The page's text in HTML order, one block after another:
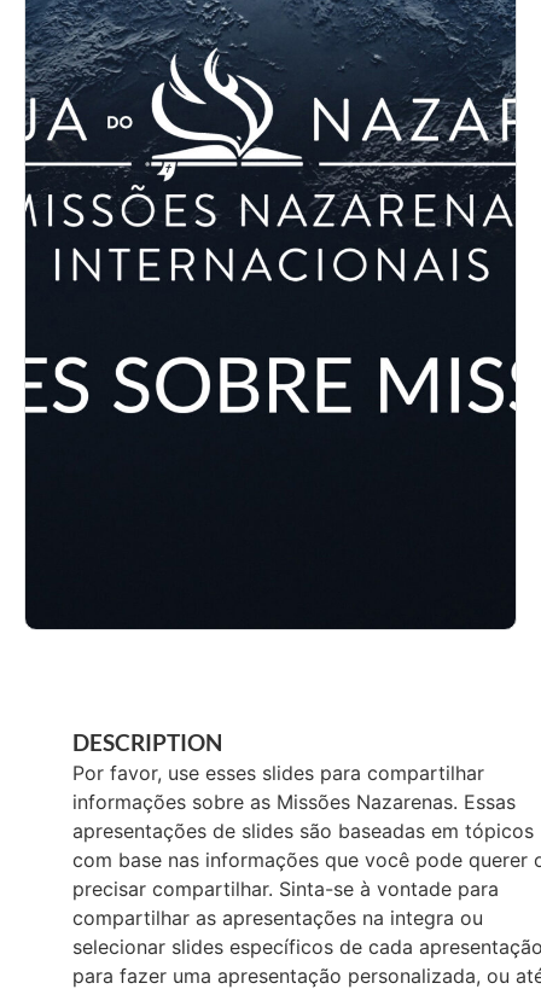
DESCRIPTION
Por favor, use esses slides para compartilhar
informações sobre as Missões Nazarenas. Essas
apresentações de slides são baseadas em tópicos
com base nas informações que você pode querer
precisar compartilhar. Sinta-se à vontade para
compartilhar as apresentações na integra ou
selecionar slides específicos de cada
para fazer uma apresentação personalizada, ou